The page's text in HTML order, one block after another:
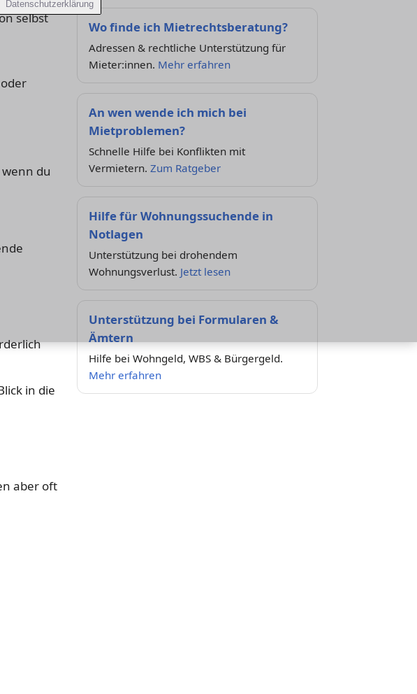
Datenschutzerklärung
selbst
du
in die
aber oft
Wo finde ich Mietrechtsberatung?
Adressen & rechtliche Unterstützung für
Mieter:innen. Mehr erfahren
An wen wende ich mich bei
Mietproblemen?
Schnelle Hilfe bei Konflikten mit
Vermietern. Zum Ratgeber
Hilfe für Wohnungssuchende in
Notlagen
Unterstützung bei drohendem
Wohnungsverlust. Jetzt lesen
Unterstützung bei Formularen &
Ämtern
Hilfe bei Wohngeld, WBS & Bürgergeld.
Mehr erfahren